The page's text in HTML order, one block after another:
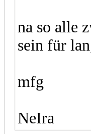
na so alle
sein für
mfg
NeIra